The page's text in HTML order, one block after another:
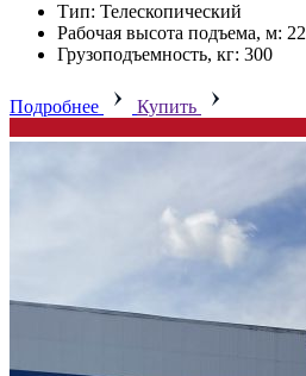
Тип: Телескопический
Рабочая высота подъема, м: 22
Грузоподъемность, кг: 300
Подробнее Купить